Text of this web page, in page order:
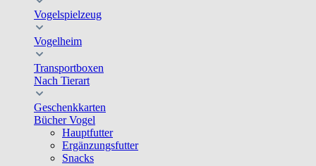
Vogelspielzeug
Vogelheim
Transportboxen
Nach Tierart
Geschenkkarten
Bücher Vogel
Hauptfutter
Ergänzungsfutter
Snacks